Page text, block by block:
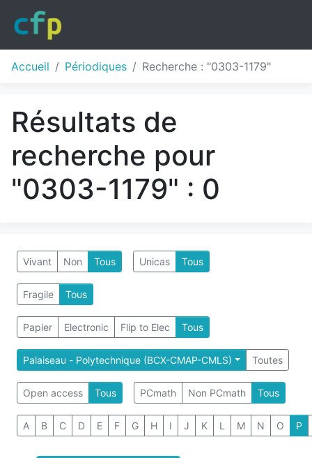
Accueil Périodiques Recherche : "0303-1179"
Résultats de
recherche pour
"0303-1179" : 0
Vivant Non Tous Unicas Tous
Fragile Tous
Papier Electronic Flip to Elec Tous
Palaiseau - Polytechnique (BCX-CMAP-CMLS) Toutes
Open access Tous PCmath Non PCmath Tous
A B C D E F G H I J K L M N O P